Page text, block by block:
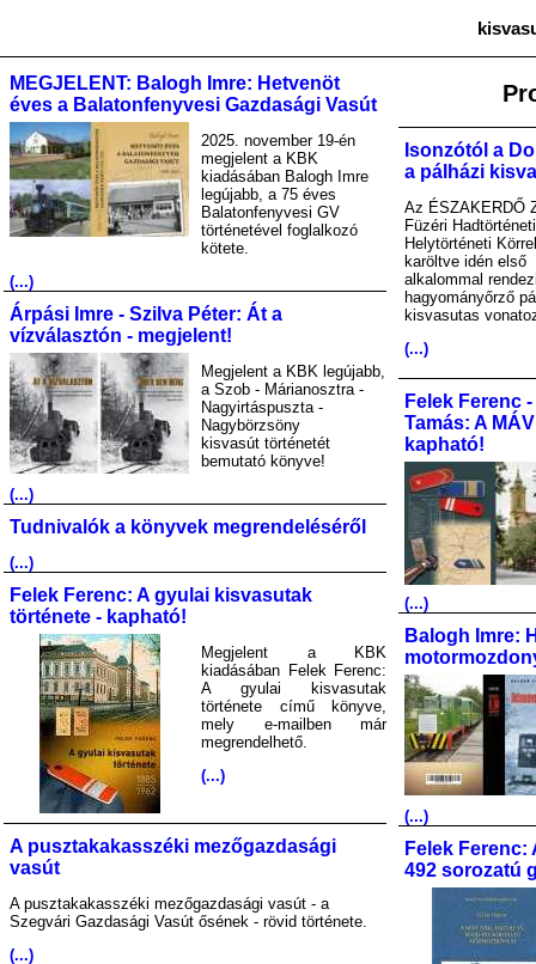
MEGJELENT: Balogh Imre: Hetvenöt
éves a Balatonfenyvesi Gazdasági Vasút
2025. november 19-én
megjelent a KBK
kiadásában Balogh Imre
legújabb, a 75 éves
Balatonfenyvesi GV
történetével foglalkozó
kötete.
(...)
Árpási Imre - Szilva Péter: Át a
vízválasztón - megjelent!
Megjelent a KBK legújabb,
a Szob - Márianosztra -
Nagyirtáspuszta -
Nagybörzsöny
kisvasút történetét
bemutató könyve!
(...)
Tudnivalók a könyvek megrendeléséről
(...)
Felek Ferenc: A gyulai kisvasutak
története - kapható!
Megjelent a KBK
kiadásában Felek Ferenc:
A gyulai kisvasutak
története című könyve,
mely e-mailben már
megrendelhető.
(...)
A pusztakakasszéki mezőgazdasági
vasút
A pusztakakasszéki mezőgazdasági vasút - a
Szegvári Gazdasági Vasút ősének - rövid története.
(...)
Isonzótól a
a pálházi
Az ÉSZAKERDŐ
Füzéri
Helytörténeti Körrel
karöltve idén első
alkalommal
hagyományőrző
kisvasutas
(...)
Felek Ferenc
Tamás: A
kapható!
(...)
Balogh Imre:
(...)
Felek Ferenc:
492 sorozatú